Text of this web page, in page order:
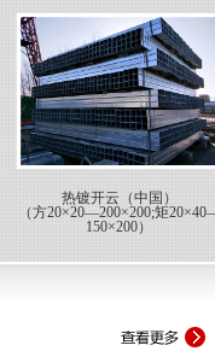
热镀开云（中国）
（方20×20—200×200;矩
150×200）